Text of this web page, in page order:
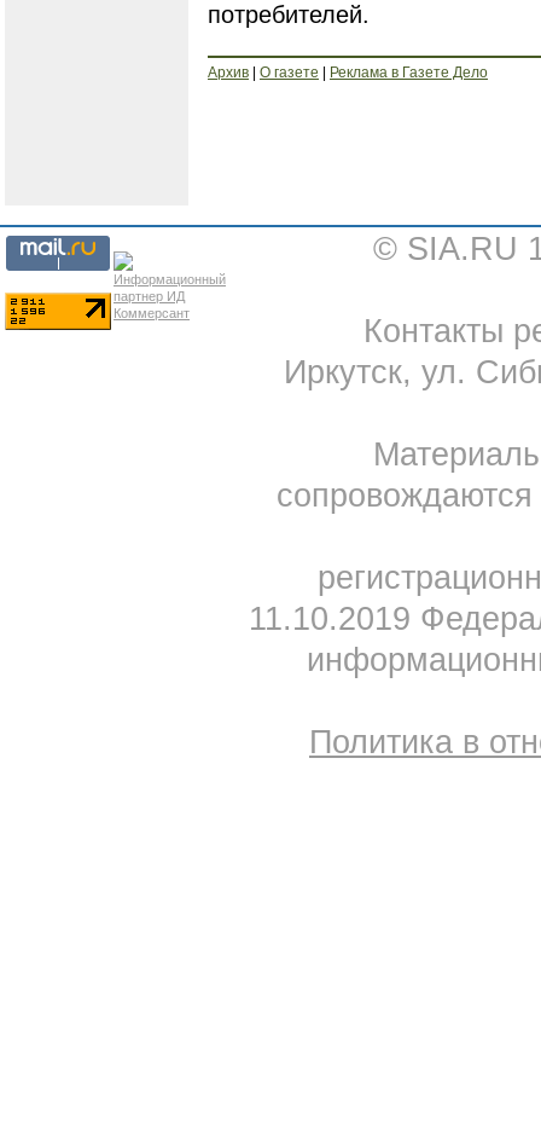
потребителей.
Архив | О газете | Реклама в Газете Дело
© SIA.RU
Контакты
Иркутск, ул.
11.10.2019
Политика в